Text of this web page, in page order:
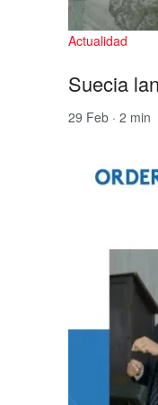
Actualidad
Suecia
29 Feb · 2 min